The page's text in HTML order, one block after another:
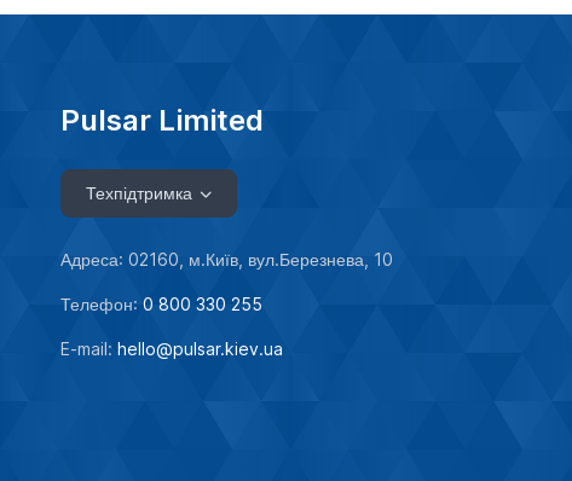
Pulsar Limited
Техпідтримка
Адреса: 02160, м.Київ, вул.Березнева, 10
Телефон: 0 800 330 255
E-mail: hello@pulsar.kiev.ua